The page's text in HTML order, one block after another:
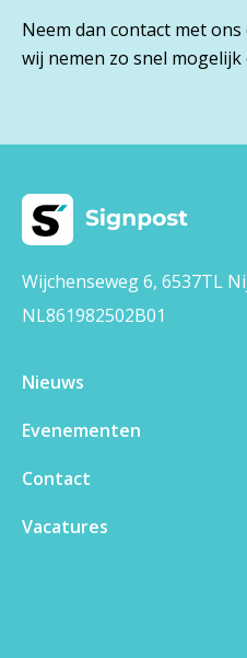
Neem dan contact met ons
wij nemen zo snel mogelijk
Wijchenseweg 6, 6537TL
NL861982502B01
Nieuws
Evenementen
Contact
Vacatures